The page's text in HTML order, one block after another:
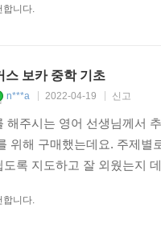
여가와 문화
취미와 활동
특별한 날
사물과 상태
사물 묘사
합니다.
스 보카 중학 기초
n***a 2022-04-19 신고
해주시는 영어 선생님께서
위해 구매했는데요. 주제별
도록 지도하고 잘 외웠는지
합니다.